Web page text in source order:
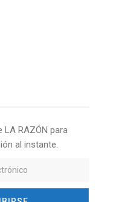
LA RAZÓN para
al instante.